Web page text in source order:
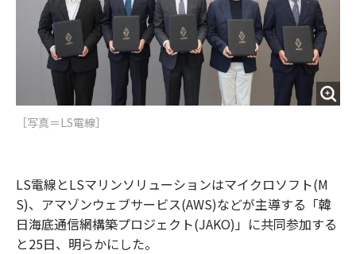
［写真＝LS電線］
LS電線とLSマリンソリューションはマイクロソフト(M
S)、アマゾンウェブサービス(AWS)などが主導する「韓
日海底通信網構築プロジェクト(JAKO)」に共同参加する
と25日、明らかにした。